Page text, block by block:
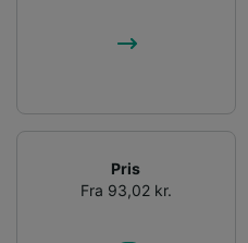
Pris
Fra 93,02 kr.